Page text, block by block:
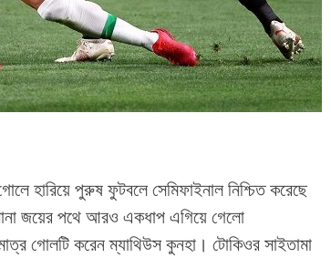
হারিয়ে পুরুষ ফুটবলে সেমিফাইনাল নিশ্চিত করেছে
জয়ের পথে আরও একধাপ এগিয়ে গেলো
গোলটি করেন ম্যাথিউস কুনহা। টোকিওর সাইতামা